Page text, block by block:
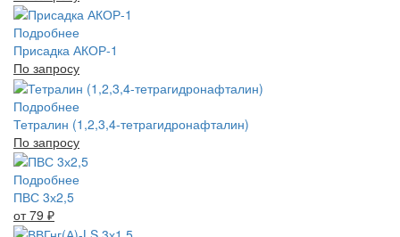
Подробнее
Присадка АКОР-1
По запросу
Подробнее
Тетралин (1,2,3,4-тетрагидронафталин)
По запросу
Подробнее
ПВС 3х2,5
от 79 ₽